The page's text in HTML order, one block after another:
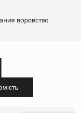
воровство